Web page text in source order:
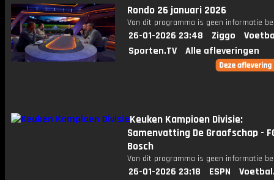
Rondo 26 januari 2026
Van dit programma is geen informatie
26-01-2026 23:48 Ziggo
Sporten.TV
Alle afleveringen
Keuken Kampioen Divisie:
Samenvatting De Graafschap -
Bosch
Van dit programma is geen informatie
26-01-2026 23:18 ESPN